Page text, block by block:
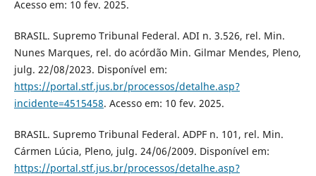
Acesso em: 10 fev. 2025.
BRASIL. Supremo Tribunal Federal. ADI n. 3.526, rel. Min.
Nunes Marques, rel. do acórdão Min. Gilmar Mendes, Pleno,
julg. 22/08/2023. Disponível em:
https://portal.stf.jus.br/processos/detalhe.asp?
incidente=4515458. Acesso em: 10 fev. 2025.
BRASIL. Supremo Tribunal Federal. ADPF n. 101, rel. Min.
Cármen Lúcia, Pleno, julg. 24/06/2009. Disponível em:
https://portal.stf.jus.br/processos/detalhe.asp?